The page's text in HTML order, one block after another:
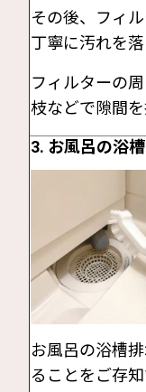
その後、フィ
丁寧に汚れを落
フィルターの
枝などで隙間を
3. お風呂の浴
お風呂の浴槽
ることをご存